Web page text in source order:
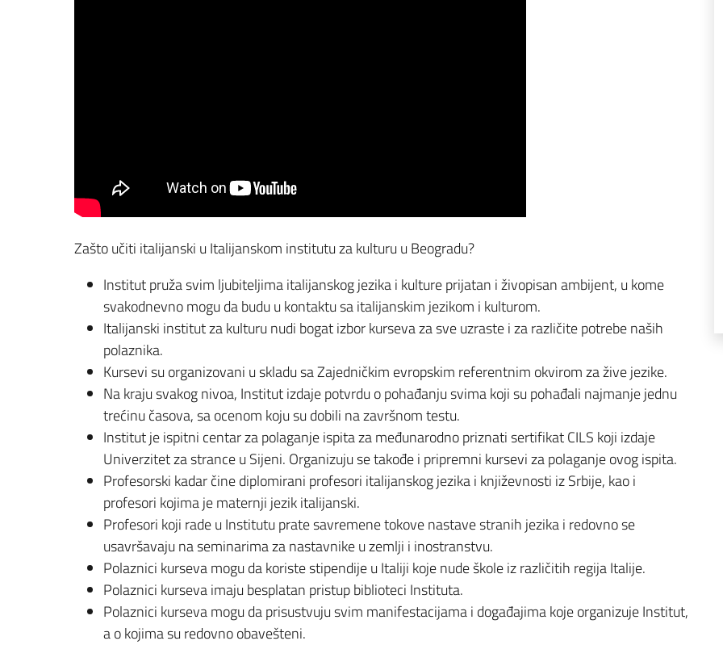
Zašto učiti italijanski u Italijanskom institutu za kulturu u Beogradu?
Institut pruža svim ljubiteljima italijanskog jezika i kulture prijatan i živopisan ambijent, u kome
svakodnevno mogu da budu u kontaktu sa italijanskim jezikom i kulturom.
Italijanski institut za kulturu nudi bogat izbor kurseva za sve uzraste i za različite potrebe naših
polaznika.
Kursevi su organizovani u skladu sa Zajedničkim evropskim referentnim okvirom za žive jezike.
Na kraju svakog nivoa, Institut izdaje potvrdu o pohađanju svima koji su pohađali najmanje jednu
trećinu časova, sa ocenom koju su dobili na završnom testu.
Institut je ispitni centar za polaganje ispita za međunarodno priznati sertifikat CILS koji izdaje
Univerzitet za strance u Sijeni. Organizuju se takođe i pripremni kursevi za polaganje ovog ispita.
Profesorski kadar čine diplomirani profesori italijanskog jezika i književnosti iz Srbije, kao i
profesori kojima je maternji jezik italijanski.
Profesori koji rade u Institutu prate savremene tokove nastave stranih jezika i redovno se
usavršavaju na seminarima za nastavnike u zemlji i inostranstvu.
Polaznici kurseva mogu da koriste stipendije u Italiji koje nude škole iz različitih regija Italije.
Polaznici kurseva imaju besplatan pristup biblioteci Instituta.
Polaznici kurseva mogu da prisustvuju svim manifestacijama i događajima koje organizuje Institut,
a o kojima su redovno obavešteni.